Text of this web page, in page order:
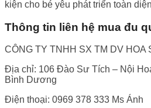
kiện cho bé yêu phát triển toàn
Thông tin liên hệ mua đu
CÔNG TY TNHH SX TM DV HOA
Địa chỉ: 106 Đào Sư Tích – Nội
Bình Dương
Điện thoại: 0969 378 333 Ms Ánh